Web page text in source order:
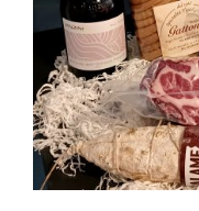
DETTAGLI